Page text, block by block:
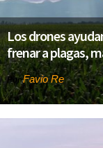
Los drones
frenar a plagas,
PorFavio Re